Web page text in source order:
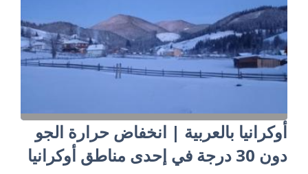
أوكرانيا بالعربية | انخفاض حرارة الجو
دون 30 درجة في إحدى مناطق أوكرانيا